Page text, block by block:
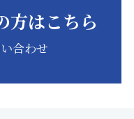
方はこちら
合わせ